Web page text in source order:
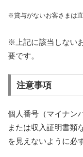
※賞与がないお客さまは
※上記に該当しない
要です。
注意事項
個人番号（マイナン
または収入証明書類
を見えないように必